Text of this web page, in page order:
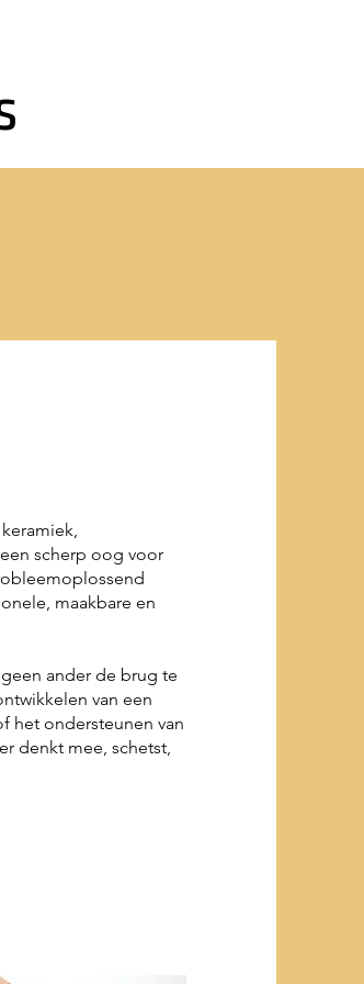
scherp oog voor
maakbare en
ander de brug te
van een
het ondersteunen van
denkt mee, schetst,